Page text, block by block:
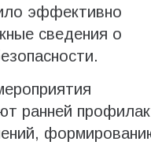
эффективно
сведения о
ранней